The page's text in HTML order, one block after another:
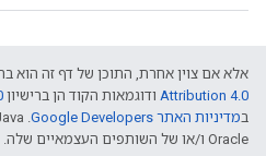
אלא אם צוין אחרת, התוכן של דף זה הוא
Attribution 4.0 ודוגמאות הקוד הן ברישיון
במדיניות האתר Google Developers‏
Oracle ו/או של השותפים העצמאיים שלה.